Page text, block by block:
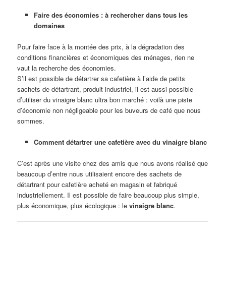
Faire des économies : à rechercher dans tous les
domaines
Pour faire face à la montée des prix, à la dégradation des
conditions financières et économiques des ménages, rien ne
vaut la recherche des économies.
S’il est possible de détartrer sa cafetière à l’aide de petits
sachets de détartrant, produit industriel, il est aussi possible
d’utiliser du vinaigre blanc ultra bon marché : voilà une piste
d’économie non négligeable pour les buveurs de café que nous
sommes.
Comment détartrer une cafetière avec du vinaigre blanc
C’est après une visite chez des amis que nous avons réalisé que
beaucoup d’entre nous utilisaient encore des sachets de
détartrant pour cafetière acheté en magasin et fabriqué
industriellement. Il est possible de faire beaucoup plus simple,
plus économique, plus écologique : levinaigre blanc.